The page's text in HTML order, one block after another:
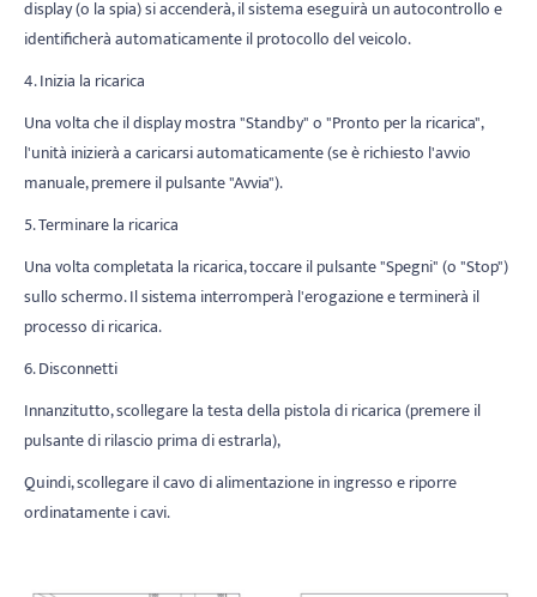
display (o la spia) si accenderà, il sistema eseguirà un autocontrollo e
identificherà automaticamente il protocollo del veicolo.
4. Inizia la ricarica
Una volta che il display mostra "Standby" o "Pronto per la ricarica",
l'unità inizierà a caricarsi automaticamente (se è richiesto l'avvio
manuale, premere il pulsante "Avvia").
5. Terminare la ricarica
Una volta completata la ricarica, toccare il pulsante "Spegni" (o "Stop")
sullo schermo. Il sistema interromperà l'erogazione e terminerà il
processo di ricarica.
6. Disconnetti
Innanzitutto, scollegare la testa della pistola di ricarica (premere il
pulsante di rilascio prima di estrarla),
Quindi, scollegare il cavo di alimentazione in ingresso e riporre
ordinatamente i cavi.